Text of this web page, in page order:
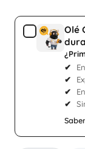
Olé